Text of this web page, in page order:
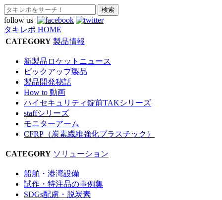
follow us
タキレポ HOME
CATEGORY 製品情報
新製品ロケットニュース
ピックアップ製品
製品開発秘話
How to 動画
ハイセキュリティ錠前TAKシリーズ
staffシリーズ
モニターアーム
CFRP（炭素繊維強化プラスチック）
CATEGORY ソリューション
船舶・港湾設備
試作・特注品の事例集
SDGs配慮・脱炭素